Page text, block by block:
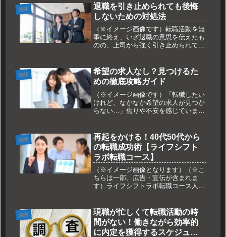
転職活動を進める中で、不採用通知が
重なると驚くほど深く傷つき、モチベ
ー...
転職
退職を引き止められても後悔
しないための対処法
（※イメージ画像です）転職活動を無
事に終え、いざ退職の意思を伝えたも
のの、上司から強く引き止められてし
げるから残ってくれないか」といった
言葉に、申し訳なさや戸惑いを感じ、
どう...
転職
希望の求人なし？見つけるた
めの徹底攻略ガイド
（※イメージ画像です）「転職したい
けれど、なかなか希望の求人が見つか
らない…」焦りや不安を感じていませ
は、求人を見つけるための視野の広げ
方から、効果的な探し方、非公開求人
の...
転職
再起をかける！40代50代から
の転職成功術【ライフシフト
ラボ転職コース】
（※イメージ画像となります）（※こ
ちらは一部、広告・宣伝が含まれま
す）ライフシフトラボ転職コース人生
フシフトラボ転職コースは、これまで
のキャリアを土台としつつ、変化の
激...
転職
現職が忙しくて転職活動の時
間がない！働きながら効率的
に内定を獲得するスケジュー